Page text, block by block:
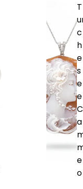
T
c
h
e
s
e
e
C
a
e
o